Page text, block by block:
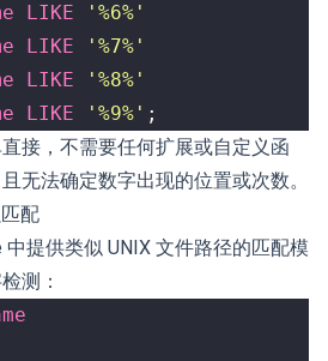
LIKE
'%6%'
LIKE
'%7%'
LIKE
'%8%'
LIKE '%9%' ;
接，不需要任何扩展或自定义函
无法确定数字出现的位置或次数。
配
中提供类似 UNIX 文件路径的匹配模
测：